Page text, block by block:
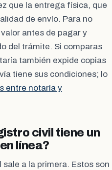
que la entrega física, que
de envío. Para no
antes de pagar y
del trámite. Si comparas
también expide copias
tiene sus condiciones; lo
entre notaría y
civil tiene un
línea?
a la primera. Estos son